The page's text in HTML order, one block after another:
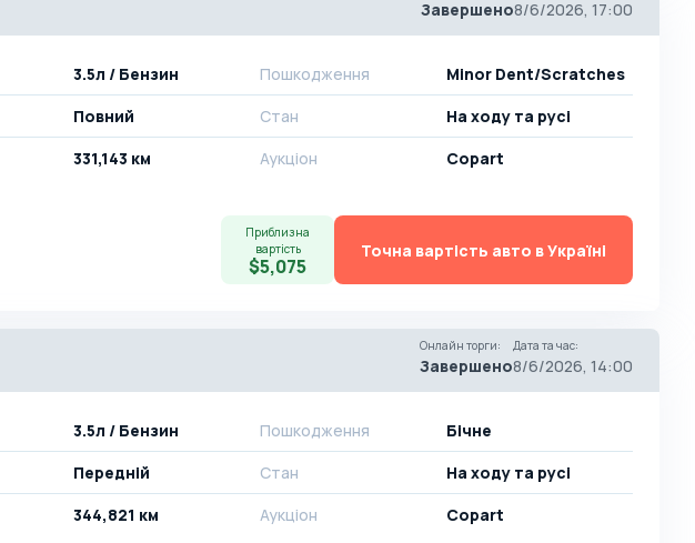
Завершено8/6/2026, 17:00
3.5л / Бензин
Повний
331,143 км
Пошкодження
Minor Dent/Scratches
Стан
На ​​ходу та русі
Аукціон
Copart
Приблизна
вартість
$5,075
Точна вартість авто в Україні
Онлайн торги:
Завершено
Дата та час:
8/6/2026, 14:00
3.5л / Бензин
Передній
344,821 км
Пошкодження
Бічне
Стан
На ​​ходу та русі
Аукціон
Copart